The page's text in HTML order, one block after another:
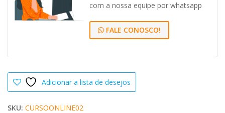
com a nossa equipe por whatsapp
FALE CONOSCO!
Adicionar a lista de desejos
SKU: CURSOONLINE02